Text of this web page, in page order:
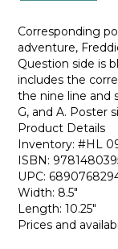
Corresponding
adventure,
Question side is
includes the
the nine line and
G, and A. Poster
Product Details
Inventory: #HL
ISBN:
UPC:
Width: 8.5"
Length: 10.25"
Prices and